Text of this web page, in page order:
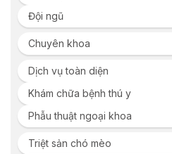
Đội ngũ
Chuyên khoa
Dịch vụ toàn diện
Khám chữa bệnh thú y
Phẫu thuật ngoại khoa
Triệt sản chó mèo